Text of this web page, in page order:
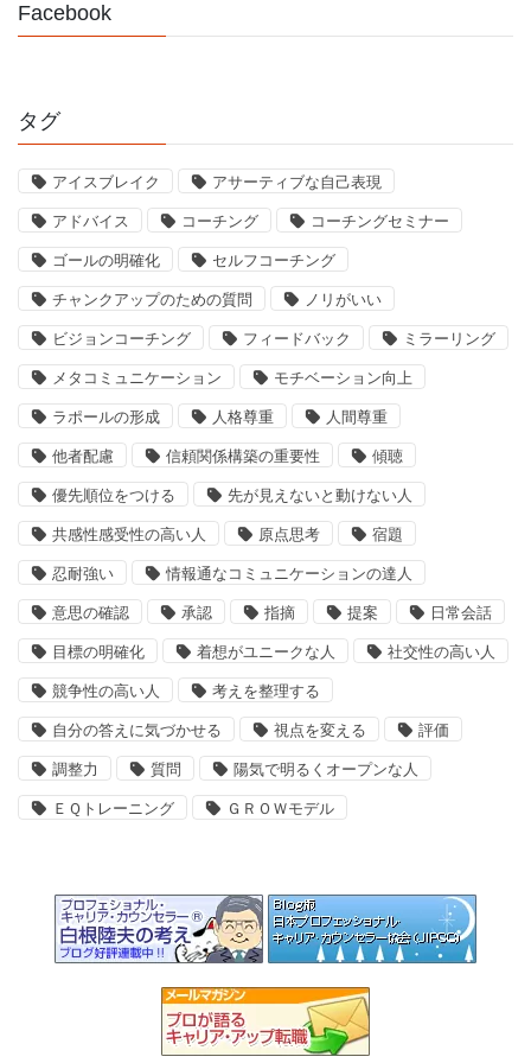
Facebook
タグ
アイスブレイク アサーティブな自己表現
アドバイス コーチング コーチングセミナー
ゴールの明確化 セルフコーチング
チャンクアップのための質問 ノリがいい
ビジョンコーチング フィードバック ミラーリング
メタコミュニケーション モチベーション向上
ラポールの形成 人格尊重 人間尊重
他者配慮 信頼関係構築の重要性 傾聴
優先順位をつける 先が見えないと動けない人
共感性感受性の高い人 原点思考 宿題
忍耐強い 情報通なコミュニケーションの達人
意思の確認 承認 指摘 提案 日常会話
目標の明確化 着想がユニークな人 社交性の高い人
競争性の高い人 考えを整理する
自分の答えに気づかせる 視点を変える 評価
調整力 質問 陽気で明るくオープンな人
ＥＱトレーニング ＧＲＯＷモデル